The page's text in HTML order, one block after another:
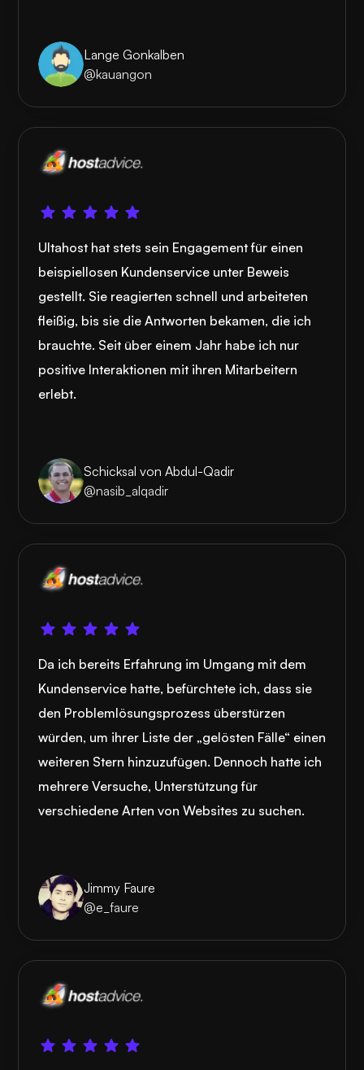
Lange Gonkalben
@kauangon
Ultahost hat stets sein Engagement für einen
beispiellosen Kundenservice unter Beweis
gestellt. Sie reagierten schnell und arbeiteten
fleißig, bis sie die Antworten bekamen, die ich
brauchte. Seit über einem Jahr habe ich nur
positive Interaktionen mit ihren Mitarbeitern
erlebt.
Schicksal von Abdul-Qadir
@nasib_alqadir
Da ich bereits Erfahrung im Umgang mit dem
Kundenservice hatte, befürchtete ich, dass sie
den Problemlösungsprozess überstürzen
würden, um ihrer Liste der „gelösten Fälle“ einen
weiteren Stern hinzuzufügen. Dennoch hatte ich
mehrere Versuche, Unterstützung für
verschiedene Arten von Websites zu suchen.
Jimmy Faure
@e_faure